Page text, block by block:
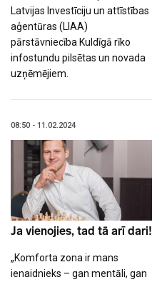
Latvijas Investīciju un attīstības
aģentūras (LIAA)
pārstāvniecība Kuldīgā rīko
infostundu pilsētas un novada
uzņēmējiem.
08:50 - 11.02.2024
Ja vienojies, tad tā arī dari!
„Komforta zona ir mans
ienaidnieks – gan mentāli, gan